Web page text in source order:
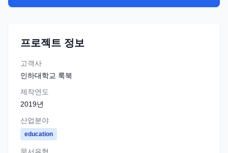
프로젝트 정보
고객사
인하대학교 룩북
제작연도
2019년
산업분야
education